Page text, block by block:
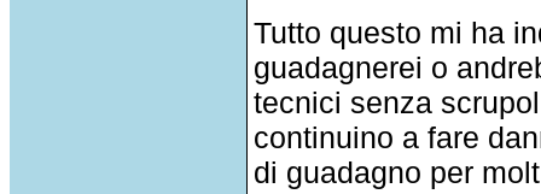
Tutto questo mi ha
guadagnerei o
tecnici senza
continuino a fare
di guadagno per